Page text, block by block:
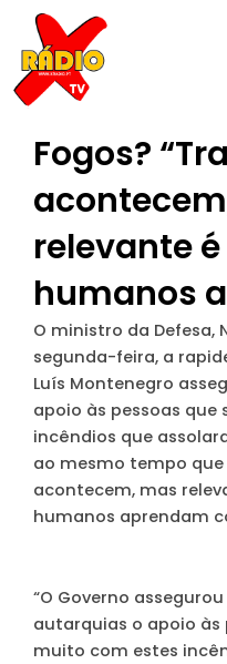
content
Fogos?
relevante
humanos
O ministro da Defesa,
segunda-feira, a
Luís Montenegro
apoio às pessoas
incêndios que
ao mesmo tempo
acontecem, mas
humanos aprendam
“O Governo
autarquias o apoio às
muito com estes